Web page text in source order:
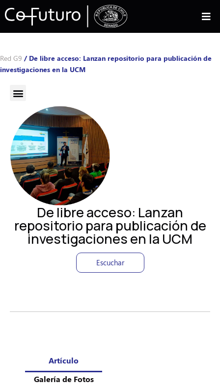
Red G9 / De libre acceso: Lanzan repositorio para publicación de
investigaciones en la UCM
De libre acceso: Lanzan
repositorio para publicación de
investigaciones en la UCM
Escuchar
Artículo
Galería de Fotos